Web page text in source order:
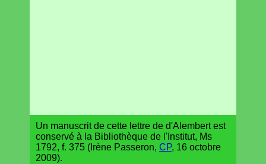
Un manuscrit de cette lettre de d'Alembert est
conservé à la Bibliothèque de l'Institut, Ms
1792, f. 375 (Irène Passeron, CP, 16 octobre
2009).